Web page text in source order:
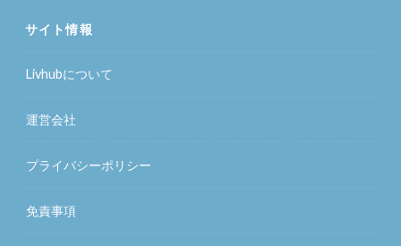
サイト情報
Livhubについて
運営会社
プライバシーポリシー
免責事項